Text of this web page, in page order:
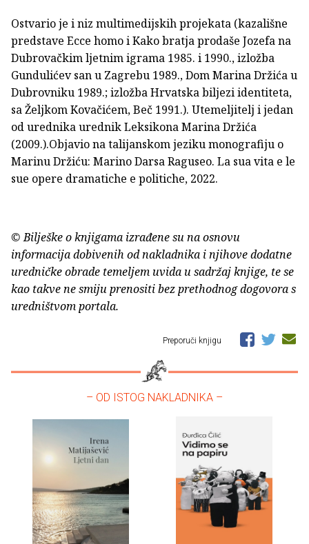
Ostvario je i niz multimedijskih projekata (kazališne
predstave Ecce homo i Kako bratja prodaše Jozefa na
Dubrovačkim ljetnim igrama 1985. i 1990., izložba
Gundulićev san u Zagrebu 1989., Dom Marina Držića u
Dubrovniku 1989.; izložba Hrvatska biljezi identiteta,
sa Željkom Kovačićem, Beč 1991.). Utemeljitelj i jedan
od urednika urednik Leksikona Marina Držića
(2009.).Objavio na talijanskom jeziku monografiju o
Marinu Držiću: Marino Darsa Raguseo. La sua vita e le
sue opere dramatiche e politiche, 2022.
© Bilješke o knjigama izrađene su na osnovu
informacija dobivenih od nakladnika i njihove dodatne
uredničke obrade temeljem uvida u sadržaj knjige, te se
kao takve ne smiju prenositi bez prethodnog dogovora s
uredništvom portala.
Preporuči knjigu
– OD ISTOG NAKLADNIKA –